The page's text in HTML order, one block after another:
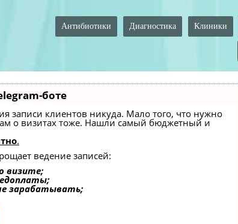
Клиники
Диагностика
Антибиотики
боте
записи клиентов никуда. Мало того, что нужно
о визитах тоже. Нашли самый бюджетный и
.
ведение записей:
визите;
зарабатывать;